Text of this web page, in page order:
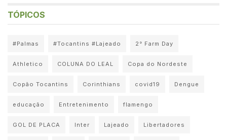
TÓPICOS
#Palmas #Tocantins #Lajeado 2° Farm Day
Athletico COLUNA DO LEAL Copa do Nordeste
Copão Tocantins Corinthians covid19 Dengue
educação Entretenimento flamengo
GOL DE PLACA Inter Lajeado Libertadores